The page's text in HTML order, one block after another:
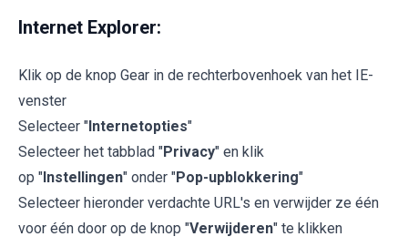
Internet Explorer:
Klik op de knop Gear in de rechterbovenhoek van het IE-
venster
Selecteer "Internetopties"
Selecteer het tabblad "Privacy" en klik
op "Instellingen" onder "Pop-upblokkering"
Selecteer hieronder verdachte URL's en verwijder ze één
voor één door op de knop "Verwijderen" te klikken